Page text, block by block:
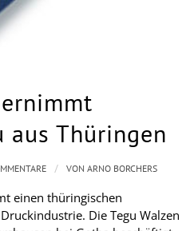
aus Thüringen
einen thüringischen
Die Tegu Walzen
/ VONARNO BORCHERS